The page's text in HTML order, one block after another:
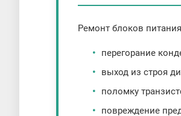
Ремонт блоков
перегорание
выход из строя
поломку
повреждение